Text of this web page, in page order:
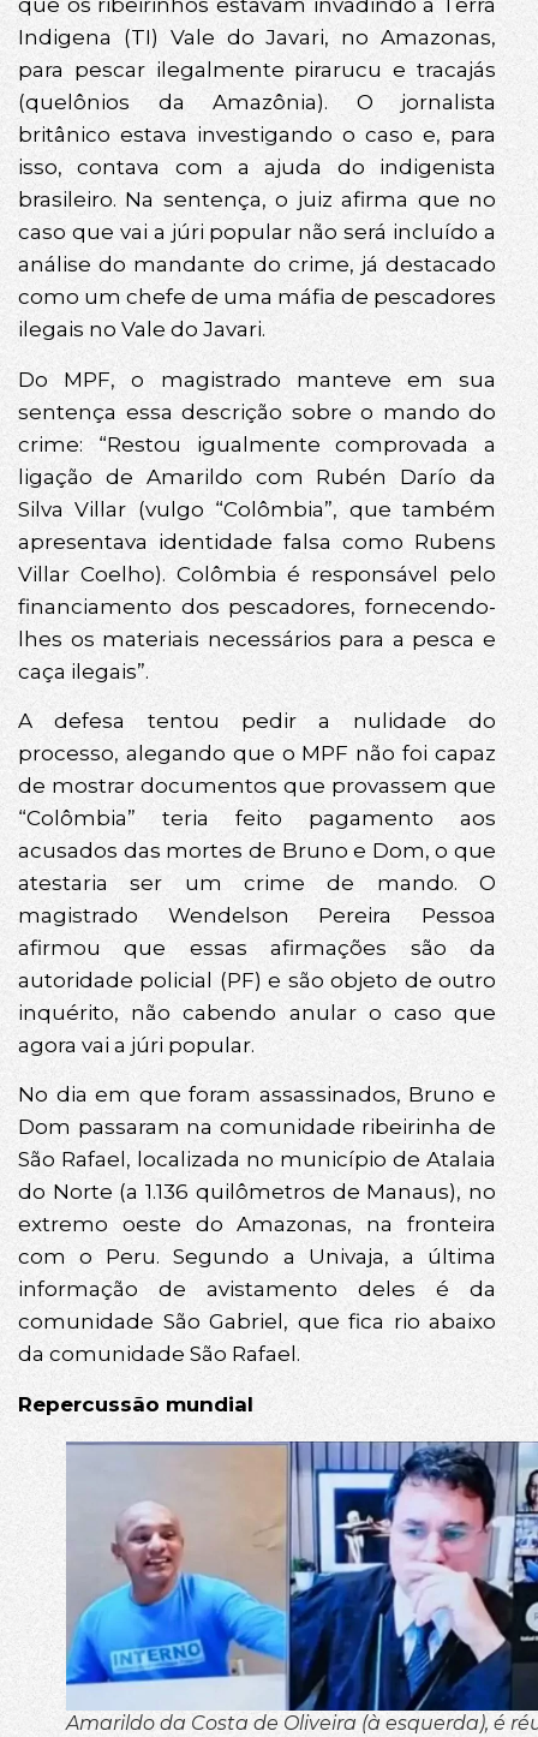
que os ribeirinhos estavam invadindo a Terra
Indigena (TI) Vale do Javari, no Amazonas,
para pescar ilegalmente pirarucu e tracajás
(quelônios da Amazônia). O jornalista
britânico estava investigando o caso e, para
isso, contava com a ajuda do indigenista
brasileiro. Na sentença, o juiz afirma que no
caso que vai a júri popular não será incluído a
análise do mandante do crime, já destacado
como um chefe de uma máfia de pescadores
ilegais no Vale do Javari.
Do MPF, o magistrado manteve em sua
sentença essa descrição sobre o mando do
crime: “Restou igualmente comprovada a
ligação de Amarildo com Rubén Darío da
Silva Villar (vulgo “Colômbia”, que também
apresentava identidade falsa como Rubens
Villar Coelho). Colômbia é responsável pelo
financiamento dos pescadores, fornecendo-
lhes os materiais necessários para a pesca e
caça ilegais”.
A defesa tentou pedir a nulidade do
processo, alegando que o MPF não foi capaz
de mostrar documentos que provassem que
“Colômbia” teria feito pagamento aos
acusados das mortes de Bruno e Dom, o que
atestaria ser um crime de mando. O
magistrado Wendelson Pereira Pessoa
afirmou que essas afirmações são da
autoridade policial (PF) e são objeto de outro
inquérito, não cabendo anular o caso que
agora vai a júri popular.
No dia em que foram assassinados, Bruno e
Dom passaram na comunidade ribeirinha de
São Rafael, localizada no município de Atalaia
do Norte (a 1.136 quilômetros de Manaus), no
extremo oeste do Amazonas, na fronteira
com o Peru. Segundo a Univaja, a última
informação de avistamento deles é da
comunidade São Gabriel, que fica rio abaixo
da comunidade São Rafael.
Repercussão mundial
Amarildo da Costa de Oliveira (à esquerda), é